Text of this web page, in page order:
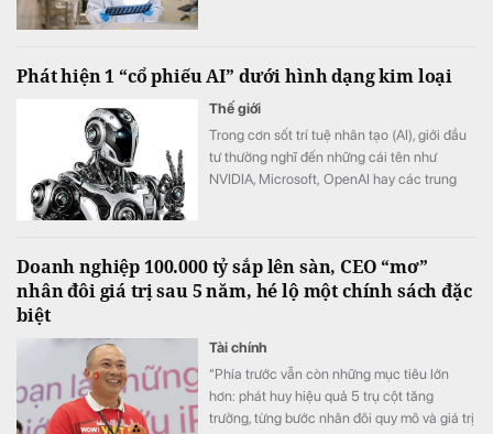
Phát hiện 1 “cổ phiếu AI” dưới hình dạng kim loại
Thế giới
Trong cơn sốt trí tuệ nhân tạo (AI), giới đầu
tư thường nghĩ đến những cái tên như
NVIDIA, Microsoft, OpenAI hay các trung
đua này: bạc.
Doanh nghiệp 100.000 tỷ sắp lên sàn, CEO “mơ”
nhân đôi giá trị sau 5 năm, hé lộ một chính sách đặc
biệt
Tài chính
“Phía trước vẫn còn những mục tiêu lớn
hơn: phát huy hiệu quả 5 trụ cột tăng
trưởng, từng bước nhân đôi quy mô và giá trị